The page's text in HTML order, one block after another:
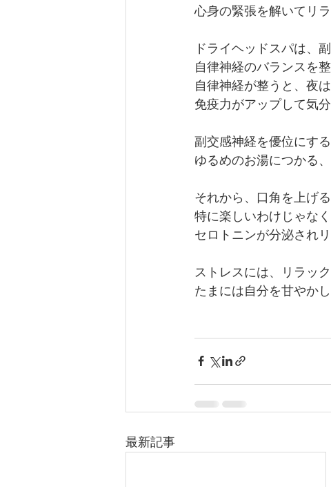
心身の緊張を解いてリ
ドライヘッドスパは、
自律神経のバランスを
自律神経が整うと、夜
免疫力がアップして気
副交感神経を優位にす
ゆるめのお湯につかる
それから、口角を上げ
特に楽しいわけじゃな
セロトニンが分泌され
ストレスには、リラッ
たまには自分を甘やか
最新記事